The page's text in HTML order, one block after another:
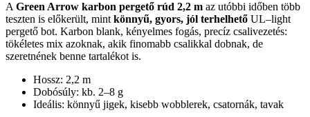
A Green Arrow karbon pergető rúd 2,2 m az utóbbi időben több
teszten is előkerült, mint könnyű, gyors, jól terhelhető UL–light
pergető bot. Karbon blank, kényelmes fogás, precíz csalivezetés:
tökéletes mix azoknak, akik finomabb csalikkal dobnak, de
szeretnének benne tartalékot is.
Hossz: 2,2 m
Dobósúly: kb. 2–8 g
Ideális: könnyű jigek, kisebb wobblerek, csatornák, tavak